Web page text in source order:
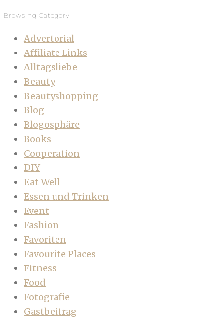
Browsing Category
Advertorial
Affiliate Links
Alltagsliebe
Beauty
Beautyshopping
Blog
Blogosphäre
Books
Cooperation
DIY
Eat Well
Essen und Trinken
Event
Fashion
Favoriten
Favourite Places
Fitness
Food
Fotografie
Gastbeitrag